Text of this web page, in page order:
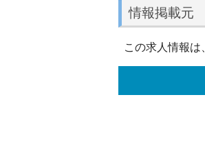
情報掲載元
この求人情報は、